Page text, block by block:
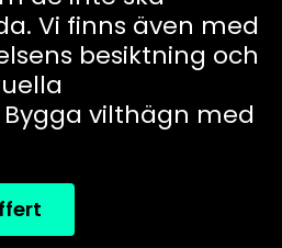
Vi finns även med
besiktning och
vilthägn med